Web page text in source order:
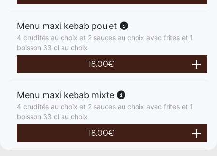
Menu maxi kebab poulet
4 crudités au choix et 2 sauces au choix avec frites et 1
boisson 33 cl au choix
18.00€
Menu maxi kebab mixte
4 crudités au choix et 2 sauces au choix avec frites et 1
boisson 33 cl au choix
18.00€